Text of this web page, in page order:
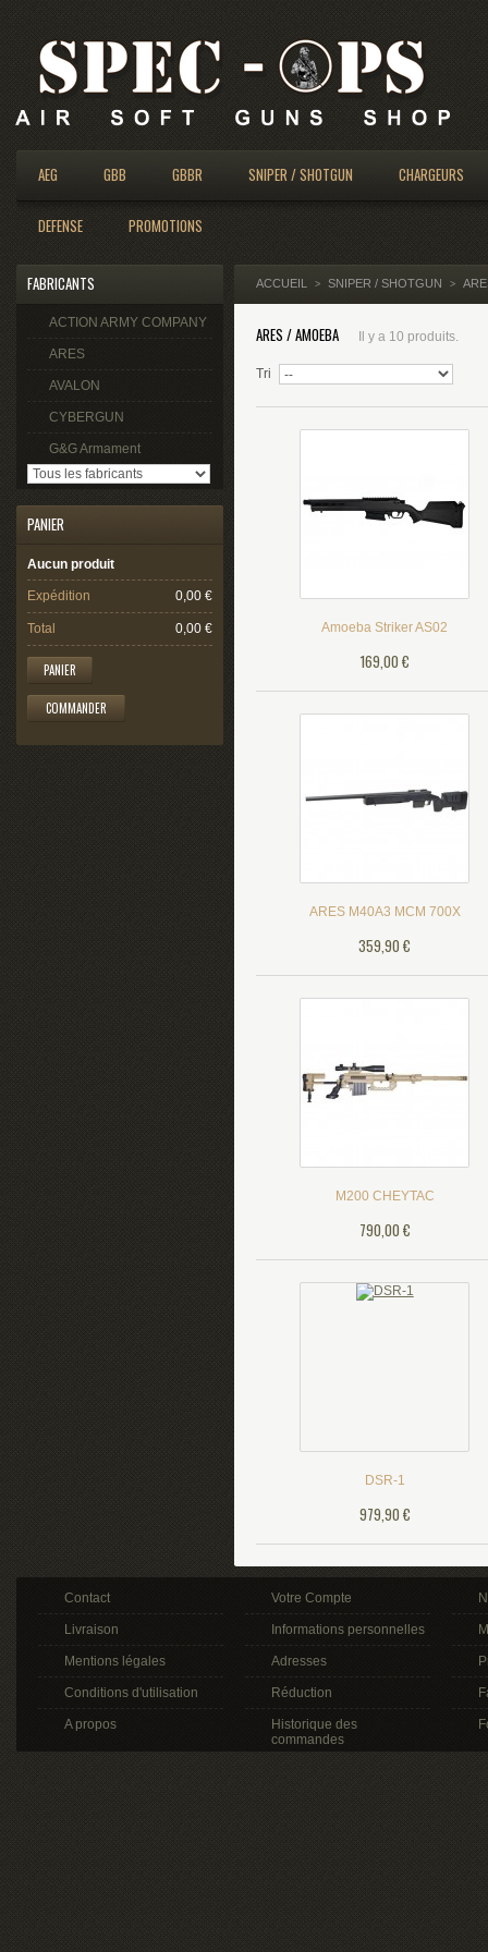
AEG GBB GBBR SNIPER / SHOTGUN CHARGEURS
DEFENSE PROMOTIONS
FABRICANTS
ACTION ARMY COMPANY
ARES
AVALON
CYBERGUN
G&G Armament
PANIER
Aucun produit
Expédition 0,00 €
Total 0,00 €
PANIER
COMMANDER
ACCUEIL > SNIPER / SHOTGUN >
ARES / AMOEBA Il y a 10 produits.
Tri
Amoeba Striker AS02
169,00 €
ARES M40A3 MCM 700X
359,90 €
M200 CHEYTAC
790,00 €
DSR-1
979,90 €
Contact
Livraison
Mentions légales
Conditions d'utilisation
A propos
Votre Compte
Informations personnelles
Adresses
Réduction
Historique des
commandes